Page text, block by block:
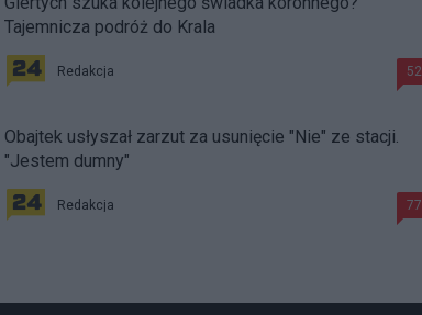
Tajemnicza podróż do Krala
Redakcja 52
Obajtek usłyszał zarzut za usunięcie "Nie" ze stacji.
"Jestem dumny"
Redakcja 77